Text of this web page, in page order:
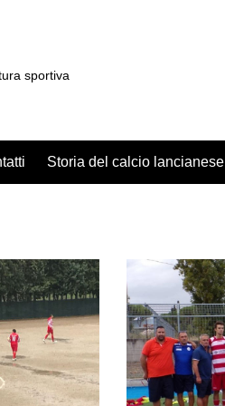
sportiva
Storia del calcio lancianese